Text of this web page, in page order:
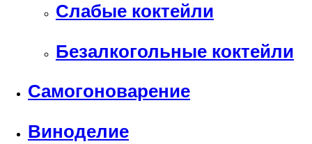
Слабые коктейли
Безалкогольные коктейли
Самогоноварение
Виноделие